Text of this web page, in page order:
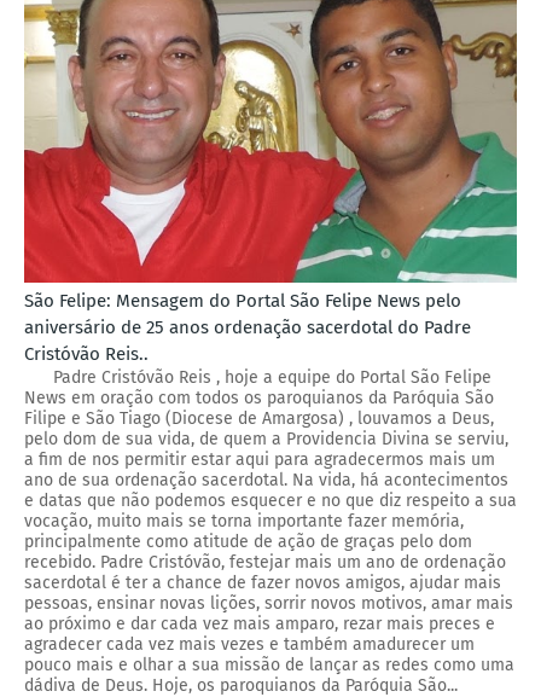
São Felipe: Mensagem do Portal São Felipe News pelo
aniversário de 25 anos ordenação sacerdotal do Padre
Cristóvão Reis..
Padre Cristóvão Reis , hoje a equipe do Portal São Felipe
News em oração com todos os paroquianos da Paróquia São
Filipe e São Tiago (Diocese de Amargosa) , louvamos a Deus,
pelo dom de sua vida, de quem a Providencia Divina se serviu,
a fim de nos permitir estar aqui para agradecermos mais um
ano de sua ordenação sacerdotal. Na vida, há acontecimentos
e datas que não podemos esquecer e no que diz respeito a sua
vocação, muito mais se torna importante fazer memória,
principalmente como atitude de ação de graças pelo dom
recebido. Padre Cristóvão, festejar mais um ano de ordenação
sacerdotal é ter a chance de fazer novos amigos, ajudar mais
pessoas, ensinar novas lições, sorrir novos motivos, amar mais
ao próximo e dar cada vez mais amparo, rezar mais preces e
agradecer cada vez mais vezes e também amadurecer um
pouco mais e olhar a sua missão de lançar as redes como uma
dádiva de Deus. Hoje, os paroquianos da Paróquia São...